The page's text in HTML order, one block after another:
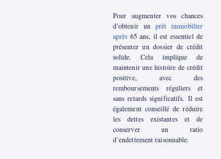
Pour augmenter vos chances
d’obtenir un prêt immobilier
après 65 ans, il est essentiel de
présenter un dossier de crédit
solide. Cela implique de
maintenir une histoire de crédit
positive, avec des
remboursements réguliers et
sans retards significatifs. Il est
également conseillé de réduire
les dettes existantes et de
conserver un ratio
d’endettement raisonnable.